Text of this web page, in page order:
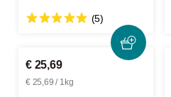
(5)
€ 25,69
€ 25,69 / 1kg